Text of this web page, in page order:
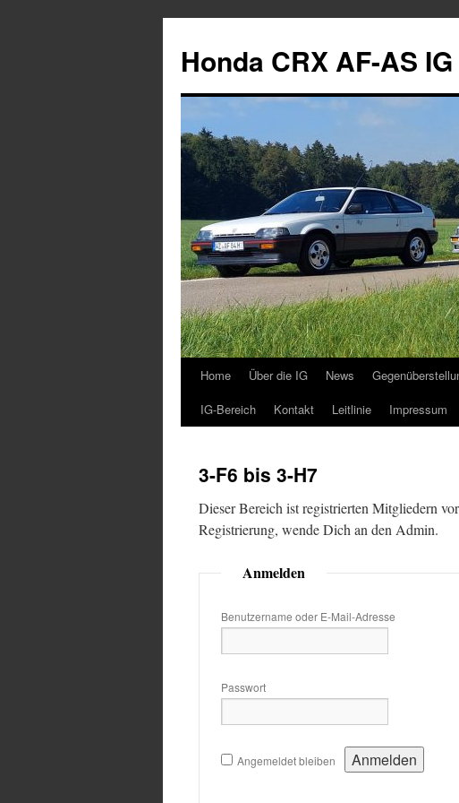
springen
Honda CRX AF-AS IG
Home Über die IG News
IG-Bereich
Kontakt Leitlinie Impressum
3-F6 bis 3-H7
Dieser Bereich ist registrierten Mitgliedern
Registrierung, wende Dich an den Admin.
Anmelden
Benutzername oder E-Mail-Adresse
Passwort
Angemeldet bleiben